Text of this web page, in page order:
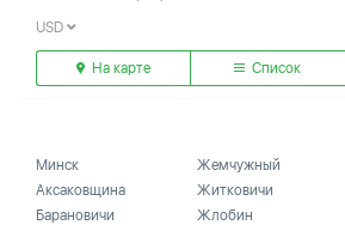
USD
На карте Список
Минск
Аксаковщина
Барановичи
Жемчужный
Житковичи
Жлобин